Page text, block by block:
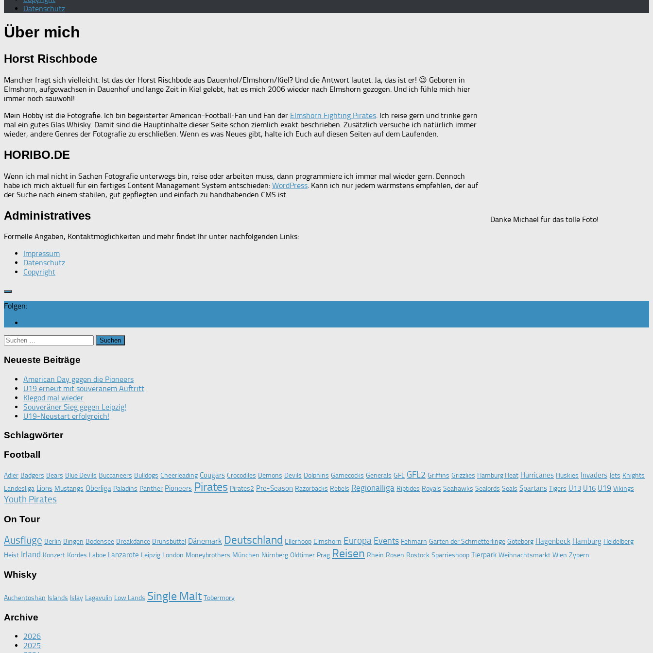
Datenschutz
Über mich
Danke Michael für das tolle Foto!
Horst Rischbode
Mancher fragt sich vielleicht: Ist das der Horst Rischbode aus Dauenhof/Elmshorn/Kiel? Und die Antwort lautet: Ja, das ist er! 😉 Geboren in
Elmshorn, aufgewachsen in Dauenhof und lange Zeit in Kiel gelebt, hat es mich 2006 wieder nach Elmshorn gezogen. Und ich fühle mich hier
immer noch sauwohl!
Mein Hobby ist die Fotografie. Ich bin begeisterter American-Football-Fan und Fan der Elmshorn Fighting Pirates . Ich reise gern und trinke gern
mal ein gutes Glas Whisky. Damit sind die Hauptinhalte dieser Seite schon ziemlich exakt beschrieben. Zusätzlich versuche ich natürlich immer
wieder, andere Genres der Fotografie zu erschließen. Wenn es was Neues gibt, halte ich Euch auf diesen Seiten auf dem Laufenden.
HORIBO.DE
Wenn ich mal nicht in Sachen Fotografie unterwegs bin, reise oder arbeiten muss, dann programmiere ich immer mal wieder gern. Dennoch
habe ich mich aktuell für ein fertiges Content Management System entschieden: WordPress . Kann ich nur jedem wärmstens empfehlen, der auf
der Suche nach einem stabilen, gut gepflegten und einfach zu handhabenden CMS ist.
Administratives
Formelle Angaben, Kontaktmöglichkeiten und mehr findet Ihr unter nachfolgenden Links:
Impressum
Datenschutz
Copyright
Folgen:
Suchen
Neueste Beiträge
American Day gegen die Pioneers
U19 erneut mit souveränem Auftritt
Klegod mal wieder
Souveräner Sieg gegen Leipzig!
U19-Neustart erfolgreich!
Schlagwörter
Football
Adler Badgers Bears Blue Devils Buccaneers Bulldogs Cheerleading Cougars Crocodiles Demons Devils Dolphins Gamecocks Generals GFL GFL2 Griffins Grizzlies Hamburg Heat Hurricanes Huskies Invaders Jets Knights
Landesliga Lions Mustangs Oberliga Paladins Panther Pioneers Pirates Pirates2 Pre-Season Razorbacks Rebels Regionalliga Riptides Royals Seahawks Sealords Seals Spartans Tigers U13 U16 U19 Vikings
Youth Pirates
On Tour
Ausflüge Berlin Bingen Bodensee Breakdance Brunsbüttel Dänemark Deutschland Ellerhoop Elmshorn Europa Events Fehmarn Garten der Schmetterlinge Göteborg Hagenbeck Hamburg Heidelberg
Heist Irland Konzert Kordes Laboe Lanzarote Leipzig London Moneybrothers München Nürnberg Oldtimer Prag Reisen Rhein Rosen Rostock Sparrieshoop Tierpark Weihnachtsmarkt Wien Zypern
Whisky
Auchentoshan Islands Islay Lagavulin Low Lands Single Malt Tobermory
Archive
2026
2025